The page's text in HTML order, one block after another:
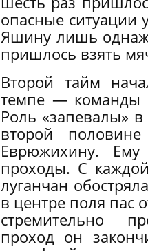
опасные ситуации
Яшину лишь
пришлось взять
Второй тайм
темпе — команды
Роль «запевалы»
второй
Еврюжихину. Ему
проходы. С
луганчан
в центре поля пас
стремительно
проход он